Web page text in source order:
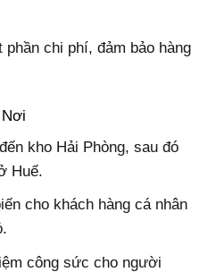
chi phí, đảm bảo hàng
kho Hải Phòng, sau đó
Huế.
cho khách hàng cá nhân
công sức cho người